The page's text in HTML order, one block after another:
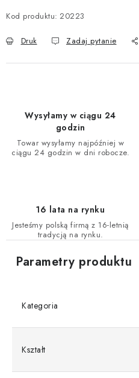
Kod produktu: 20223
Druk Zadaj pytanie
Wysyłamy w ciągu 24
godzin
Towar wysyłamy najpóźniej w
ciągu 24 godzin w dni robocze.
16 lata na rynku
Jesteśmy polską firmą z 16-letnią
tradycją na rynku.
Parametry produktu
Kategoria
Kształt